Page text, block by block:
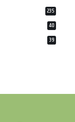
235
40
39